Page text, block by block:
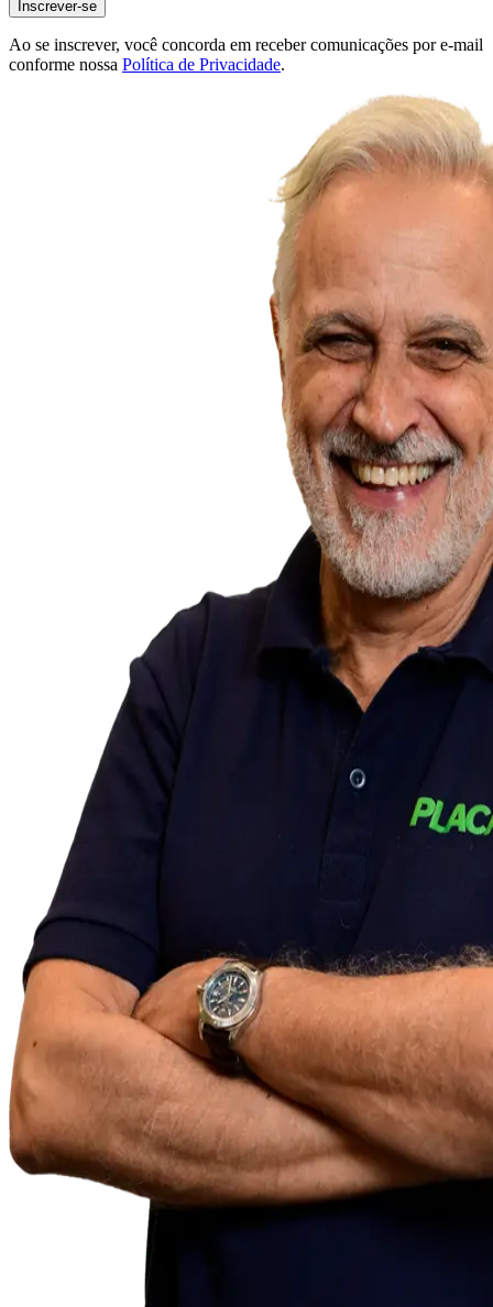
Inscrever-se
Ao se inscrever, você concorda em receber comunicações por e-mail
conforme nossa Política de Privacidade.